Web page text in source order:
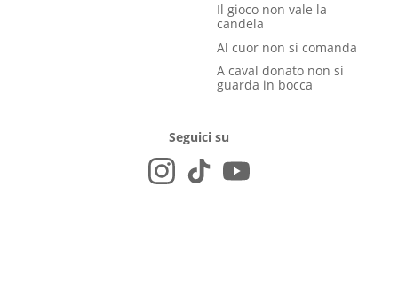
Il gioco non vale la
candela
Al cuor non si comanda
A caval donato non si
guarda in bocca
Seguici su